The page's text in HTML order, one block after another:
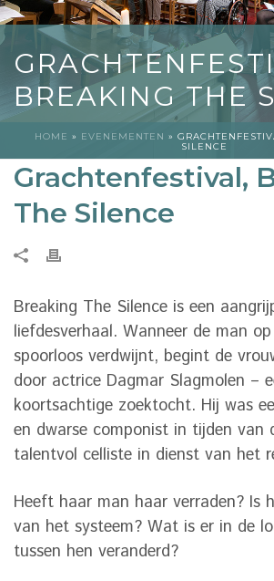
BREAKING THE
HOME » EVENEMENTEN »
SILENCE
Grachtenfestival,
The Silence
Breaking The Silence is een
liefdesverhaal. Wanneer de man
spoorloos verdwijnt, begint de
door actrice Dagmar Slagmolen –
koortsachtige zoektocht. Hij was
en dwarse componist in tijden van
talentvol celliste in dienst van het
Heeft haar man haar verraden? Is
van het systeem? Wat is er in de
tussen hen veranderd?